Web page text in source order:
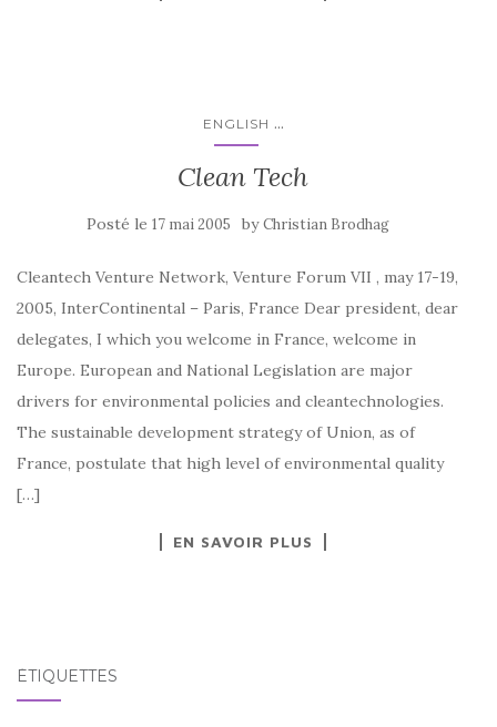
ENGLISH ...
Clean Tech
Posté le 17 mai 2005 byChristian Brodhag
Cleantech Venture Network, Venture Forum VII , may 17-19,
2005, InterContinental – Paris, France Dear president, dear
delegates, I which you welcome in France, welcome in
Europe. European and National Legislation are major
drivers for environmental policies and cleantechnologies.
The sustainable development strategy of Union, as of
France, postulate that high level of environmental quality
[…]
EN SAVOIR PLUS
ÉTIQUETTES